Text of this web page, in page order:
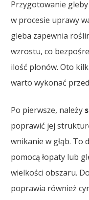
Przygotowanie
w procesie uprawy
gleba zapewnia
wzrostu, co
ilość plonów. Oto
warto wykonać
Po pierwsze, należy
poprawić jej
wnikanie w głąb. To
pomocą łopaty lub
wielkości obszaru.
poprawia również